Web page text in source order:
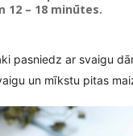
12 – 18 minūtes.
pasniedz ar svaigu
un mīkstu pitas